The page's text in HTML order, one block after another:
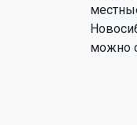
можно